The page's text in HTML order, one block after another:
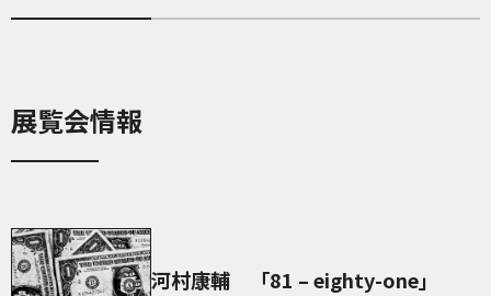
展覧会情報
河村康輔 「81 – eighty-one」